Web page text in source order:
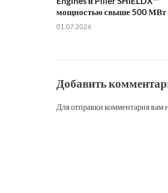
мощностью свыше 500 МВт
01.07.2026
Добавить
Для отправки комментария вам